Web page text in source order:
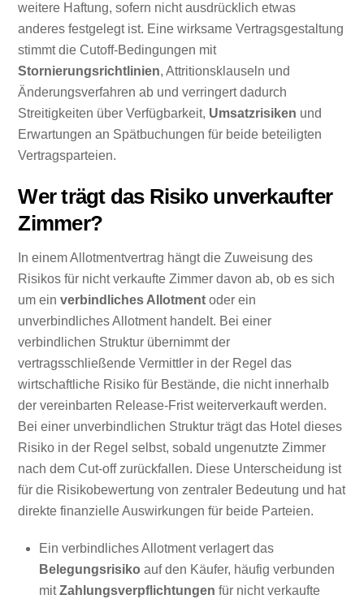
weitere Haftung, sofern nicht ausdrücklich etwas
anderes festgelegt ist. Eine wirksame Vertragsgestaltung
stimmt die Cutoff-Bedingungen mit
Stornierungsrichtlinien, Attritionsklauseln und
Änderungsverfahren ab und verringert dadurch
Streitigkeiten über Verfügbarkeit, Umsatzrisiken und
Erwartungen an Spätbuchungen für beide beteiligten
Vertragsparteien.
Wer trägt das Risiko unverkaufter
Zimmer?
In einem Allotmentvertrag hängt die Zuweisung des
Risikos für nicht verkaufte Zimmer davon ab, ob es sich
um einverbindliches Allotment oder ein
unverbindliches Allotment handelt. Bei einer
verbindlichen Struktur übernimmt der
vertragsschließende Vermittler in der Regel das
wirtschaftliche Risiko für Bestände, die nicht innerhalb
der vereinbarten Release-Frist weiterverkauft werden.
Bei einer unverbindlichen Struktur trägt das Hotel dieses
Risiko in der Regel selbst, sobald ungenutzte Zimmer
nach dem Cut-off zurückfallen. Diese Unterscheidung ist
für die Risikobewertung von zentraler Bedeutung und hat
direkte finanzielle Auswirkungen für beide Parteien.
Ein verbindliches Allotment verlagert das
Belegungsrisiko auf den Käufer, häufig verbunden
mitZahlungsverpflichtungen für nicht verkaufte